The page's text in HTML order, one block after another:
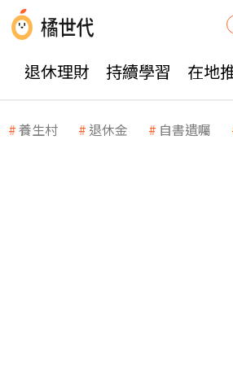
退休理財 持續學習 在地
養生村 退休金 自書遺囑